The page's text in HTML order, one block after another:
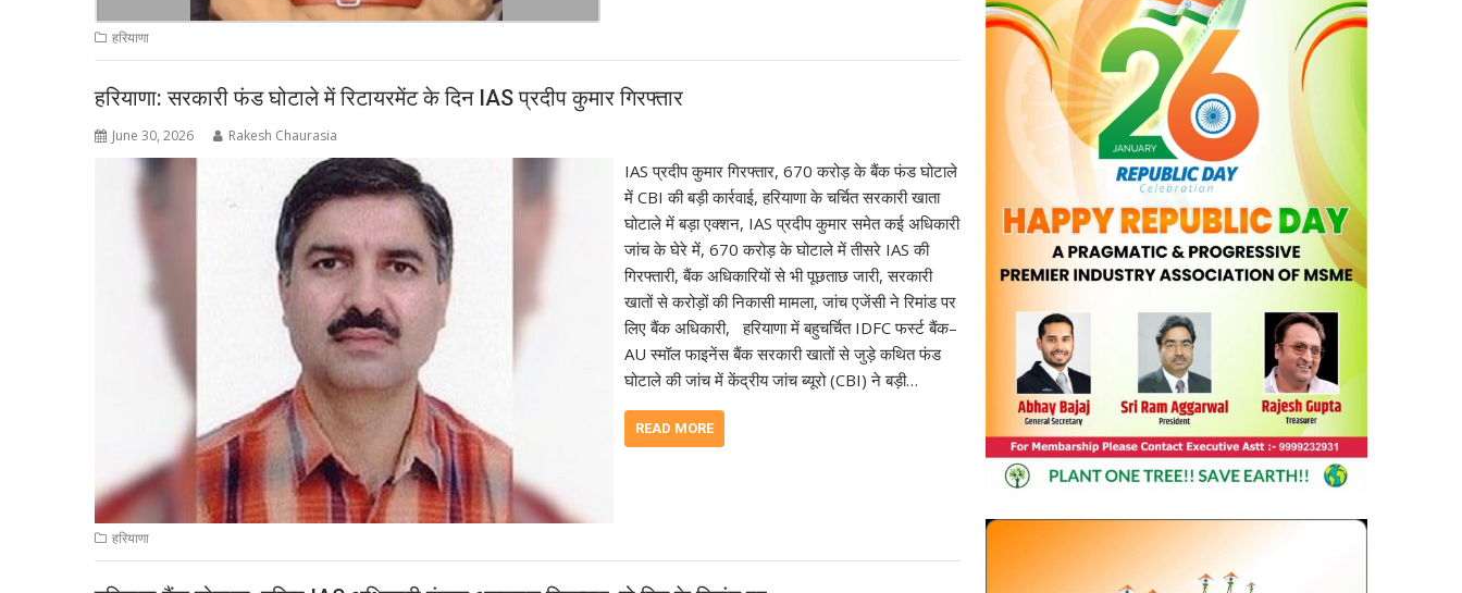
हरियाणा
हरियाणा: सरकारी फंड घोटाले में रिटायरमेंट के दिन IAS प्रदीप कुमार गिरफ्तार
June 30, 2026 Rakesh Chaurasia
IAS प्रदीप कुमार गिरफ्तार, 670 करोड़ के बैंक फंड घोटाले
में CBI की बड़ी कार्रवाई, हरियाणा के चर्चित सरकारी खाता
घोटाले में बड़ा एक्शन, IAS प्रदीप कुमार समेत कई अधिकारी
जांच के घेरे में, 670 करोड़ के घोटाले में तीसरे IAS की
गिरफ्तारी, बैंक अधिकारियों से भी पूछताछ जारी, सरकारी
खातों से करोड़ों की निकासी मामला, जांच एजेंसी ने रिमांड पर
लिए बैंक अधिकारी, हरियाणा में बहुचर्चित IDFC फर्स्ट बैंक–
AU स्मॉल फाइनेंस बैंक सरकारी खातों से जुड़े कथित फंड
घोटाले की जांच में केंद्रीय जांच ब्यूरो (CBI) ने बड़ी…
READ MORE
हरियाणा